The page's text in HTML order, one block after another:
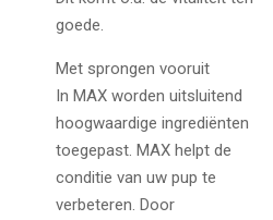
goede.
Met sprongen vooruit
In MAX worden uitsluitend
hoogwaardige ingrediënten
toegepast. MAX helpt de
conditie van uw pup te
verbeteren. Door